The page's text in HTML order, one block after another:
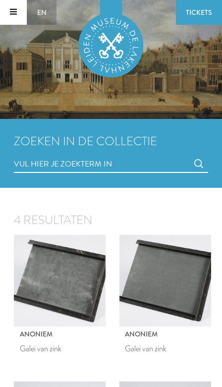
EN TICKETS
ZOEKEN IN DE COLLECTIE
4 RESULTATEN
ANONIEM
Galei van zink
ANONIEM
Galei van zink